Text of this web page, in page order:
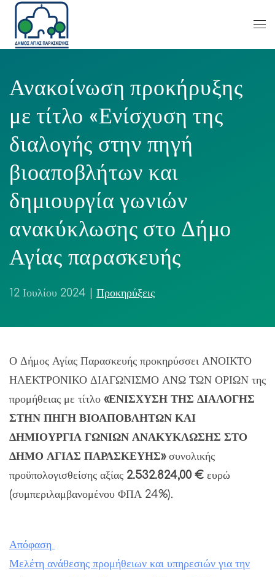
Ανακοίνωση προκήρυξης
με τίτλο «Ενίσχυση της
διαλογής στην πηγή
βιοαποβλήτων και
δημιουργία γωνιών
ανακύκλωσης στο Δήμο
Αγίας παρασκευής
12 Ιουλίου 2024 Προκηρύξεις
Ο Δήμος Αγίας Παρασκευής προκηρύσσει ΑΝΟΙΚΤΟ
ΗΛΕΚΤΡΟΝΙΚΟ ΔΙΑΓΩΝΙΣΜΟ ΑΝΩ ΤΩΝ ΟΡΙΩΝ της
προμήθειας με τίτλο «ΕΝΙΣΧΥΣΗ ΤΗΣ ΔΙΑΛΟΓΗΣ
ΣΤΗΝ ΠΗΓΗ ΒΙΟΑΠΟΒΛΗΤΩΝ ΚΑΙ
ΔΗΜΙΟΥΡΓΙΑ ΓΩΝΙΩΝ ΑΝΑΚΥΚΛΩΣΗΣ ΣΤΟ
ΔΗΜΟ ΑΓΙΑΣ ΠΑΡΑΣΚΕΥΗΣ»συνολικής
προϋπολογισθείσης αξίας 2.532.824,00 € ευρώ
(συμπεριλαμβανομένου ΦΠΑ 24%).
Απόφαση
Μελέτη ανάθεσης προμήθειων και υπηρεσιών για την